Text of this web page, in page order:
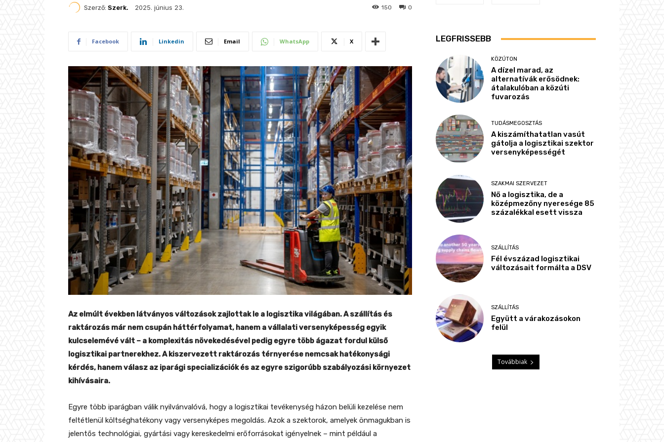
Szerző: Szerk. 2025. június 23. 0
150
Facebook Linkedin Email WhatsApp X
Az elmúlt években látványos változások zajlottak le a logisztika világában. A szállítás és
raktározás már nem csupán háttérfolyamat, hanem a vállalati versenyképesség egyik
kulcselemévé vált – a komplexitás növekedésével pedig egyre több ágazat fordul külső
logisztikai partnerekhez. A kiszervezett raktározás térnyerése nemcsak hatékonysági
kérdés, hanem válasz az iparági specializációk és az egyre szigorúbb szabályozási környezet
kihívásaira.
Egyre több iparágban válik nyilvánvalóvá, hogy a logisztikai tevékenység házon belüli kezelése nem
feltétlenül költséghatékony vagy versenyképes megoldás. Azok a szektorok, amelyek önmagukban is
jelentős technológiai, gyártási vagy kereskedelmi erőforrásokat igényelnek – mint például a
LEGFRISSEBB
KÖZÚTON
A dízel marad, az
alternatívák erősödnek:
átalakulóban a közúti
fuvarozás
TUDÁSMEGOSZTÁS
A kiszámíthatatlan vasút
gátolja a logisztikai szektor
versenyképességét
SZAKMAI SZERVEZET
Nő a logisztika, de a
középmezőny nyeresége 85
százalékkal esett vissza
SZÁLLÍTÁS
Fél évszázad logisztikai
változásait formálta a DSV
SZÁLLÍTÁS
Együtt a várakozásokon
felül
Továbbiak